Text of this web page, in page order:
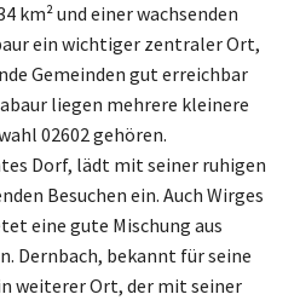
km² und einer wachsenden
ein wichtiger zentraler Ort,
Gemeinden gut erreichbar
liegen mehrere kleinere
02602 gehören.
Dorf, lädt mit seiner ruhigen
Besuchen ein. Auch Wirges
eine gute Mischung aus
Dernbach, bekannt für seine
weiterer Ort, der mit seiner